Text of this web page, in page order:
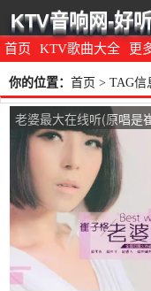
首页 KTV歌曲大全 更
KTV音响网-好
你的位置： 首页 > TAG信
老婆最大在线听(原唱是
子格/老猫)，随意小芳族长
演唱点播:38次